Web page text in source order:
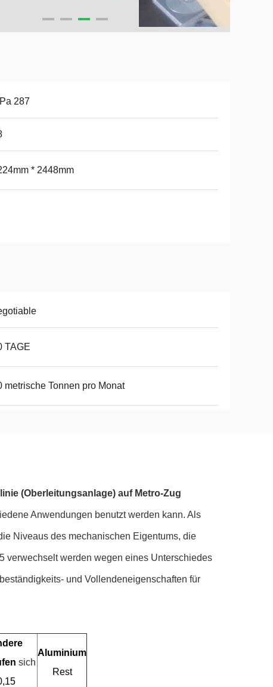
287
* 2448mm
TAGE
metrische Tonnen pro Monat
(Oberleitungsanlage) auf Metro-Zug
Anwendungen benutzt werden kann. Als
Niveaus des mechanischen Eigentums, die
verwechselt werden wegen eines Unterschiedes
und Vollendeneigenschaften für
sich
Aluminium
Rest